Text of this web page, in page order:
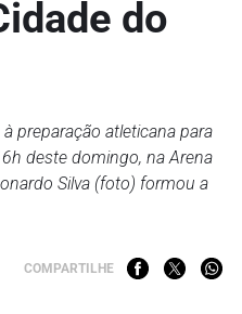
do
preparação atleticana para
deste domingo, na Arena
Silva (foto) formou a
COMPARTILHE